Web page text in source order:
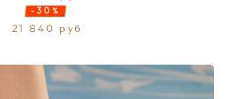
-30%
21 840 руб